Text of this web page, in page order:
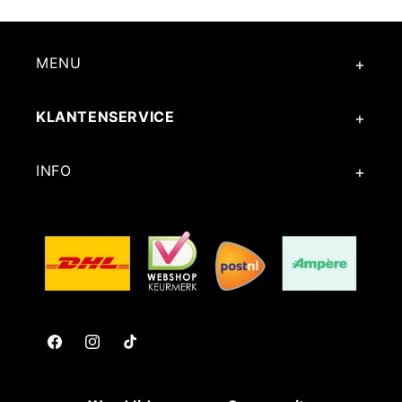
MENU
KLANTENSERVICE
INFO
FacebookInstagramTikTok